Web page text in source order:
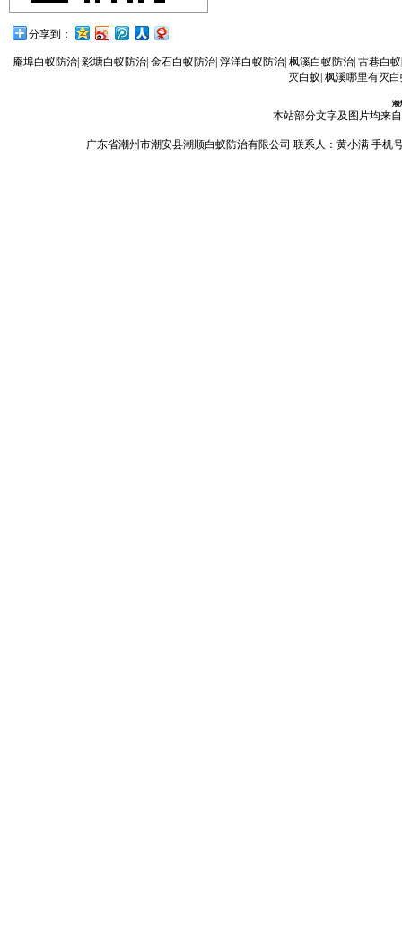
分享到：
庵埠白蚁防治| 彩塘白蚁防治| 金石白蚁防治| 浮洋白蚁防治| 枫溪白蚁防治| 古巷白
灭白蚁 枫溪哪里有灭白
潮
本站部分文字及图片均来
广东省潮州市潮安县潮顺白蚁防治有限公司 联系人：黄小满 手机